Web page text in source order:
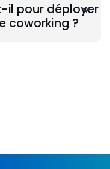
il pour déployer
coworking ?